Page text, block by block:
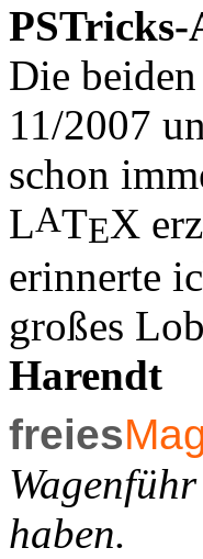
Die
11/2007
schon
LATEX
erinnerte
großes
Harendt
freies
haben.